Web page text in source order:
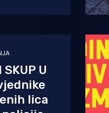
SKUP U
lica